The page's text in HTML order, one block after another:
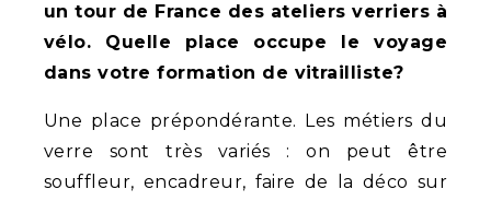
un tour de France des ateliers verriers à
vélo. Quelle place occupe le voyage
dans votre formation de vitrailliste?
Une place prépondérante. Les métiers du
verre sont très variés : on peut être
souffleur, encadreur, faire de la déco sur